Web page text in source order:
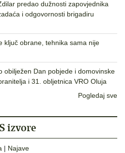
predao dužnosti zapovjednika
i odgovornosti brigadiru
ključ obrane, tehnika sama nije
obilježen Dan pobjede i domovinske
i 31. obljetnica VRO Oluja
Pogledaj sve
izvore
| Najave